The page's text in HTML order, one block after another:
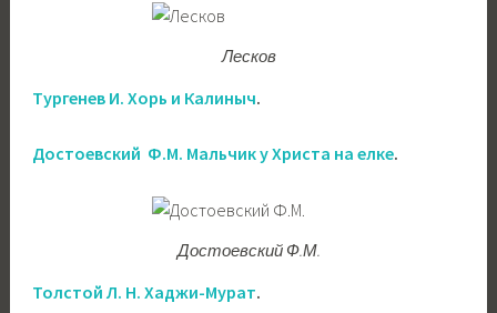
Лесков
Тургенев И. Хорь и Калиныч.
Достоевский Ф.М. Мальчик у Христа на елке.
Достоевский Ф.М.
Толстой Л. Н. Хаджи-Мурат.